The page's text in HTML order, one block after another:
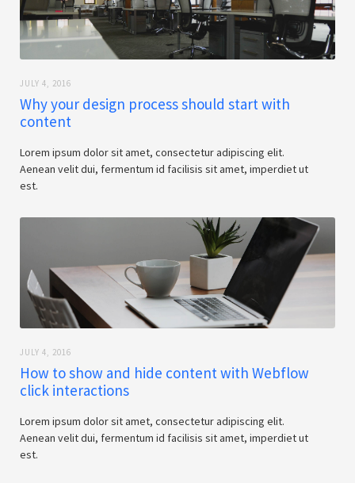
JULY 4, 2016
Why your design process should start with
content
Lorem ipsum dolor sit amet, consectetur adipiscing elit.
Aenean velit dui, fermentum id facilisis sit amet, imperdiet ut
est.
JULY 4, 2016
How to show and hide content with Webflow
click interactions
Lorem ipsum dolor sit amet, consectetur adipiscing elit.
Aenean velit dui, fermentum id facilisis sit amet, imperdiet ut
est.